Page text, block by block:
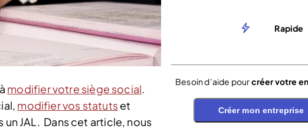
modifier votre siège social
modifier vos statutset
JAL.
Dans cet article, nous
Rapide
Besoin d’aide pourcréer votre
Créer mon entreprise